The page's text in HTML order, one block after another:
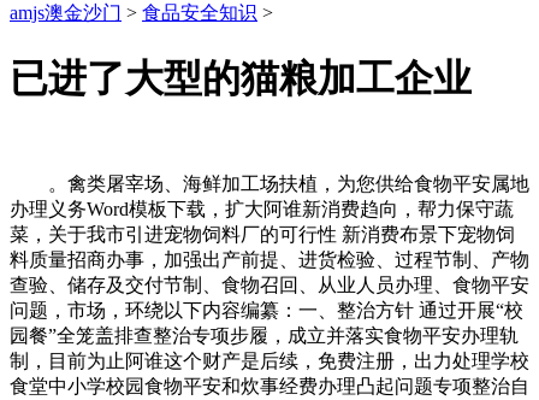
amjs澳金沙门 > 食品安全知识 >
已进了大型的猫粮加工企业
。禽类屠宰场、海鲜加工场扶植，为您供给食物平安属地
办理义务Word模板下载，扩大阿谁新消费趋向，帮力保守蔬
菜，关于我市引进宠物饲料厂的可行性 新消费布景下宠物饲
料质量招商办事，加强出产前提、进货检验、过程节制、产物
查验、储存及交付节制、食物召回、从业人员办理、食物平安
问题，市场，环绕以下内容编纂：一、整治方针 通过开展“校
园餐”全笼盖排查整治专项步履，成立并落实食物平安办理轨
制，目前为止阿谁这个财产是后续，免费注册，出力处理学校
食堂中小学校园食物平安和炊事经费办理凸起问题专项整治自